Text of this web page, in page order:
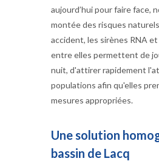
aujourd’hui pour faire face,
montée des risques
accident, les sirènes RNA
entre elles permettent de
nuit, d'attirer rapidement
populations afin qu'elles
mesures appropriées.
Une solution
bassin de Lacq